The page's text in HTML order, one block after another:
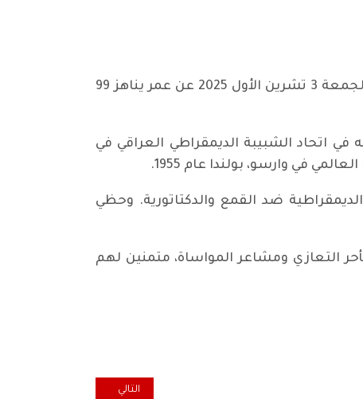
تلقينا بحزن وأسى عميقين نبأ وفاة الشخصية الوطنية الديمقراطية كمال محمود فرج في لندن امس الجمعة 3 تشرين الأول 2025 عن عمر يناهز 99
اتحاد الشبيبة الديمقراطي العراقي في
في وارسو، بولندا عام 1955.
ضد القمع والدكتاتورية. وحظي
بأحر التعازي ومشاعر المواساة، متمنين لهم
المقال التالي: الرفيق عمر علي
التالي